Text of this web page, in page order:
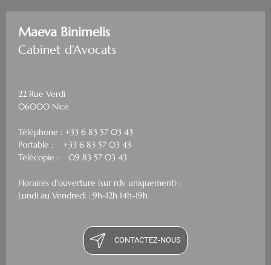
Maeva Binimelis
Cabinet d'Avocats
22 Rue Verdi
06000 Nice
Téléphone : +33 6 83 57 03 43
Portable : +33 6 83 57 03 43
Télécopie : 09 83 57 03 43
Horaires d'ouverture (sur rdv uniquement) :
Lundi au Vendredi : 9h-12h 14h-19h
CONTACTEZ-NOUS